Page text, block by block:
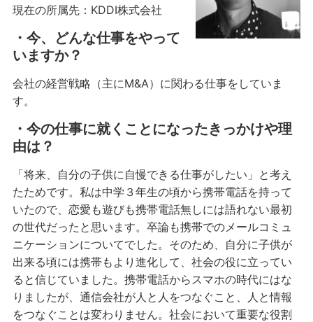
現在の所属先：KDDI株式会社
・今、どんな仕事をやって
いますか？
会社の経営戦略（主にM&A）に関わる仕事をしていま
す。
・今の仕事に就くことになったきっかけや理
由は？
「将来、自分の子供に自慢できる仕事がしたい」と考え
たためです。私は中学３年生の頃から携帯電話を持って
いたので、恋愛も遊びも携帯電話無しには語れない最初
の世代だったと思います。卒論も携帯でのメールコミュ
ニケーションについてでした。そのため、自分に子供が
出来る頃には携帯もより進化して、社会の役に立ってい
ると信じていました。携帯電話からスマホの時代にはな
りましたが、通信会社が人と人をつなぐこと、人と情報
をつなぐことは変わりません。社会において重要な役割